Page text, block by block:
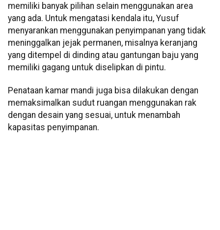
memiliki banyak pilihan selain menggunakan area
yang ada. Untuk mengatasi kendala itu, Yusuf
menyarankan menggunakan penyimpanan yang tidak
meninggalkan jejak permanen, misalnya keranjang
yang ditempel di dinding atau gantungan baju yang
memiliki gagang untuk diselipkan di pintu.
Penataan kamar mandi juga bisa dilakukan dengan
memaksimalkan sudut ruangan menggunakan rak
dengan desain yang sesuai, untuk menambah
kapasitas penyimpanan.